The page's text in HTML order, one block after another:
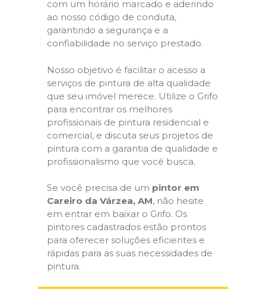
com um horário marcado e aderindo
ao nosso código de conduta,
garantindo a segurança e a
confiabilidade no serviço prestado.
Nosso objetivo é facilitar o acesso a
serviços de pintura de alta qualidade
que seu imóvel merece. Utilize o Grifo
para encontrar os melhores
profissionais de pintura residencial e
comercial, e discuta seus projetos de
pintura com a garantia de qualidade e
profissionalismo que você busca.
Se você precisa de um pintor em
Careiro da Várzea, AM, não hesite
em entrar em baixar o Grifo. Os
pintores cadastrados estão prontos
para oferecer soluções eficientes e
rápidas para as suas necessidades de
pintura.